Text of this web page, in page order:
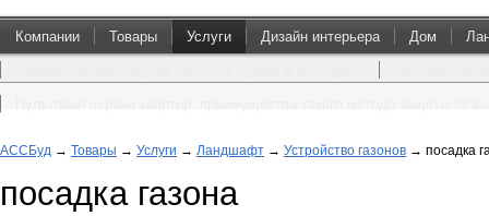
Компании Товары Услуги Дизайн интерьера Дом
АССБуд → Товары → Услуги → Ландшафт → Устройство газонов → посадка
посадка газона